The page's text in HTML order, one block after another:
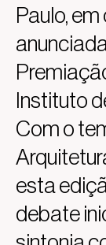
Paulo,
Instituto
Com o
esta
debate